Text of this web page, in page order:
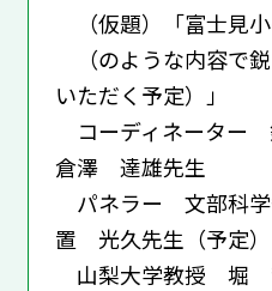
（仮題）「富士見
（のような内容で
いただく予定）」
コーディネーター
倉澤 達雄先生
パネラー 文部科
置 光久先生（予定）
山梨大学教授 堀